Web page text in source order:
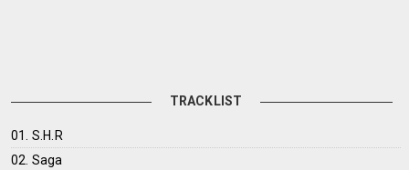
TRACKLIST
01. S.H.R
02. Saga